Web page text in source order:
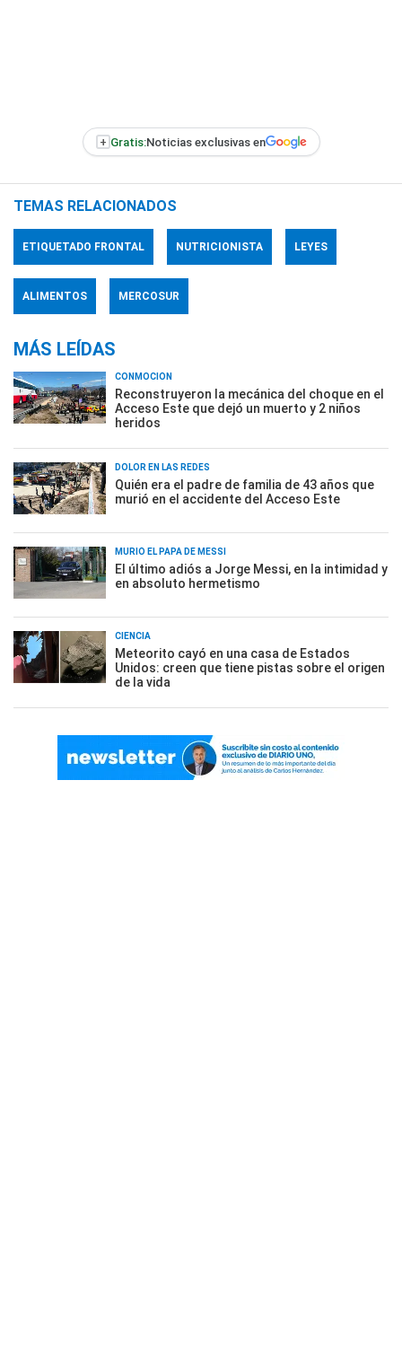
+ Gratis:Noticias exclusivas en
TEMAS RELACIONADOS
ETIQUETADO FRONTAL NUTRICIONISTA LEYES
ALIMENTOS MERCOSUR
MÁS LEÍDAS
CONMOCIÓN
Reconstruyeron la mecánica del choque en el
Acceso Este que dejó un muerto y 2 niños
heridos
DOLOR EN LAS REDES
Quién era el padre de familia de 43 años que
murió en el accidente del Acceso Este
MURIÓ EL PAPÁ DE MESSI
El último adiós a Jorge Messi, en la intimidad y
en absoluto hermetismo
CIENCIA
Meteorito cayó en una casa de Estados
Unidos: creen que tiene pistas sobre el origen
de la vida